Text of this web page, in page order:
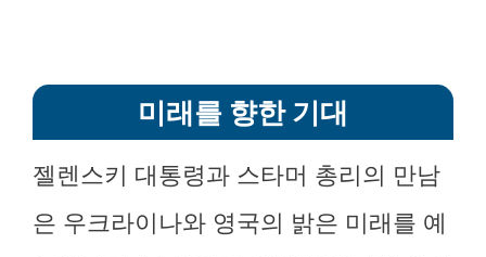
미래를 향한 기대
젤렌스키 대통령과 스타머 총리의 만남
은 우크라이나와 영국의 밝은 미래를 예